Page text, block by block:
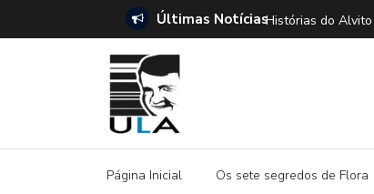
Últimas Notícias
E A DITADURA DIGITAL Histórias do Alvito
Página Inicial Os sete segredos de Flora